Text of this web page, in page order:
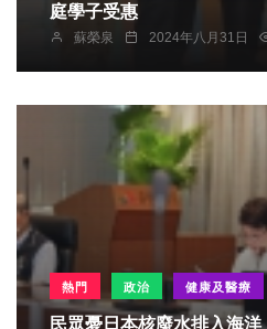
庭學子受惠
蘇榮泉 2024年八月31日
熱門 政治 健康及醫療
民眾憂日本核廢水排入海洋 台中市長盧秀燕：將加